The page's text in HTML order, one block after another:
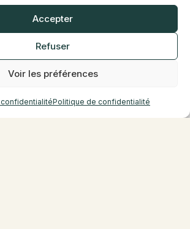
Accepter
Refuser
Voir les préférences
Politique de confidentialité
de produits de vape destinée à
d’utilisateurs. Cigarettes
e-liquides et accessoires sont
de s’adapter à diverses
vous accueillent en magasin